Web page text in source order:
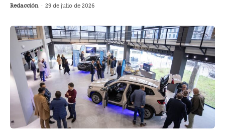
Redacción - 29 de julio de 2026